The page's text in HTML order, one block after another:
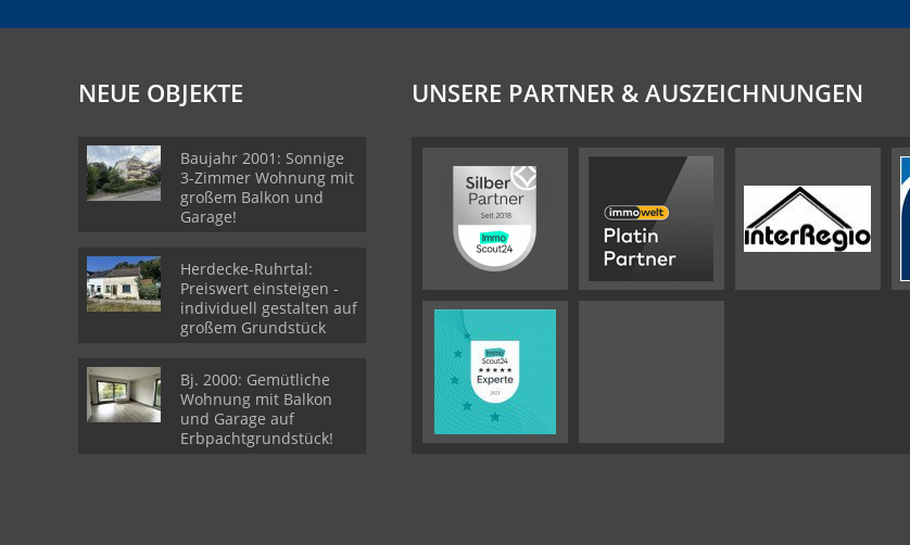
NEUE OBJEKTE
Baujahr 2001: Sonnige
3-Zimmer Wohnung mit
großem Balkon und
Garage!
Herdecke-Ruhrtal:
Preiswert einsteigen -
individuell gestalten auf
großem Grundstück
Bj. 2000: Gemütliche
Wohnung mit Balkon
und Garage auf
Erbpachtgrundstück!
UNSERE PARTNER & AUSZEICHNUNGEN